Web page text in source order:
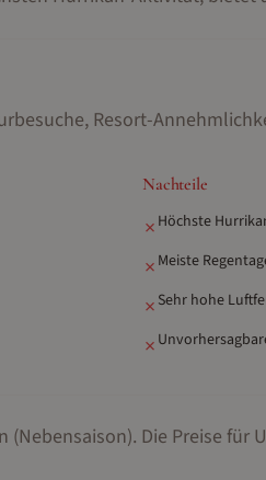
Resort-
Nachteile
✗ Höchste
✗ Meiste
✗ Sehr hohe
✗
(Nebensaison). Die Preise für